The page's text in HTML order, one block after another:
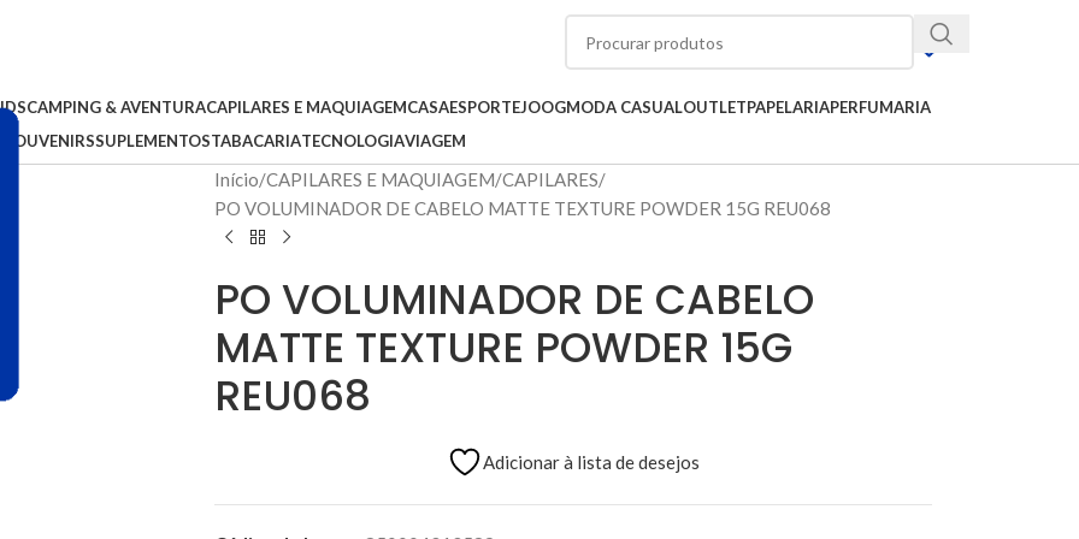
CAMPING & AVENTURACAPILARES E MAQUIAGEMCASAESPORTEJOOGMODA CASUALOUTLETPAPELARIAPERFUMARIA
SOUVENIRSSUPLEMENTOSTABACARIATECNOLOGIAVIAGEM
Início CAPILARES E MAQUIAGEM CAPILARES
PO VOLUMINADOR DE CABELO MATTE TEXTURE POWDER 15G REU068
PO VOLUMINADOR DE CABELO
MATTE TEXTURE POWDER 15G
REU068
Adicionar à lista de desejos